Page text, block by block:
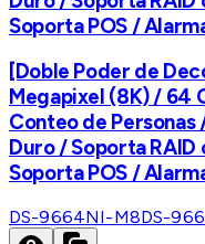
Soporta POS /
[Doble Poder de
Megapixel (8K) / 64
Conteo de Personas
Duro / Soporta RAID
Soporta POS /
DS-9664NI-M8DS-